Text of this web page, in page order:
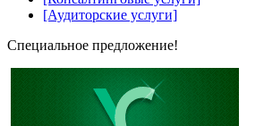
[Аудиторские услуги]
Специальное предложение!